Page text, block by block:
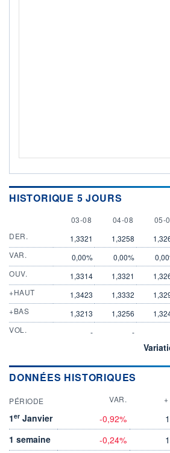
HISTORIQUE 5 JOURS
3 AUGUST
03-08 4 AUGUST
04-08 5
05-
DER.
1,3321 1,3258
VAR.
0,00% 0,00%
OUV.
1,3314 1,3321
+HAUT
1,3423 1,3332
+BAS
1,3213 1,3256
VOL.
- -
DONNÉES HISTORIQUES
PÉRIODE VAR.
1er Janvier -0,92%
1 semaine
-0,24%